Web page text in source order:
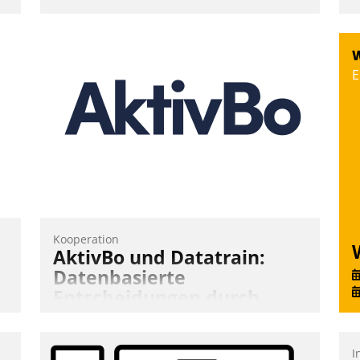
einsehen und ändern oder
Schadensmeldungen abgeben – rund um
die Uhr.
Kooperation
AktivBo und Datatrain:
Datenbasierte